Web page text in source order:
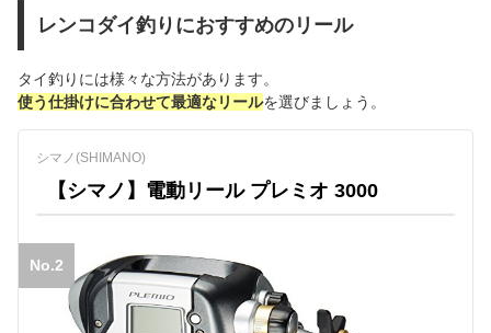
レンコダイ釣りにおすすめのリール
タイ釣りには様々な方法があります。
使う仕掛けに合わせて最適なリールを選びましょう。
シマノ(SHIMANO)
【シマノ】電動リール プレミオ 3000
No.2